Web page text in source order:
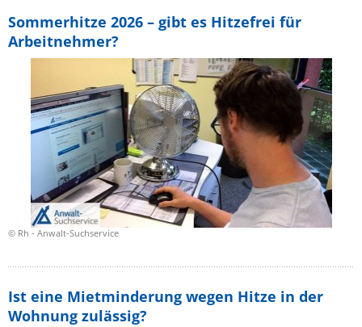
© Rh - Anwalt-Suchservice
Sommerhitze 2026 – gibt es Hitzefrei für
Arbeitnehmer?
Ist eine Mietminderung wegen Hitze in der
Wohnung zulässig?